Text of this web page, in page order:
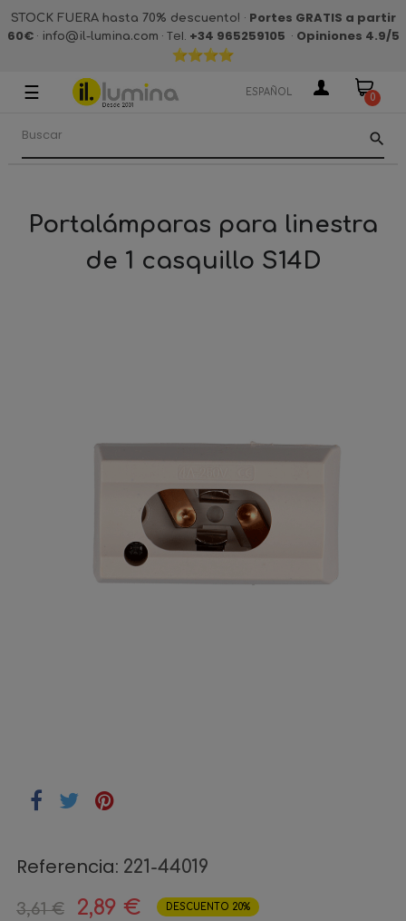
STOCK FUERA hasta 70% descuento! · Portes GRATIS a partir
60€· info@il-lumina.com · Tel. +34 965259105 · Opiniones 4.9/5
Navegación
palanca
☰ ESPAÑOL 0
search
Portalámparas para linestra
de 1 casquillo S14D
Referencia: 221-44019
3,61 € 2,89 € DESCUENTO 20%